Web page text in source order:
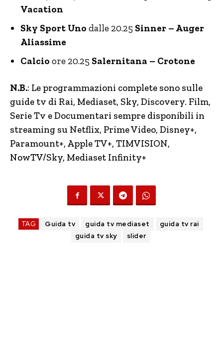
Vacation
Sky Sport Uno dalle 20.25 Sinner – Auger
Aliassime
Calcio ore 20.25 Salernitana – Crotone
N.B.: Le programmazioni complete sono sulle
guide tv di Rai, Mediaset, Sky, Discovery. Film,
Serie Tv e Documentari sempre disponibili in
streaming su Netflix, Prime Video, Disney+,
Paramount+, Apple TV+, TIMVISION,
NowTV/Sky, Mediaset Infinity+
TAG Guida tv guida tv mediaset
guida tv rai
guida tv sky
slider